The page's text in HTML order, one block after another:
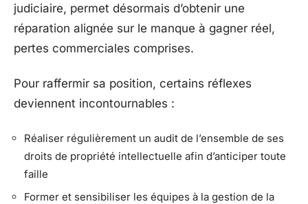
judiciaire, permet désormais d’obtenir une
réparation alignée sur le manque à gagner réel,
pertes commerciales comprises.
Pour raffermir sa position, certains réflexes
deviennent incontournables :
Réaliser régulièrement un audit de l’ensemble de ses
droits de propriété intellectuelle afin d’anticiper toute
faille
Former et sensibiliser les équipes à la gestion de la